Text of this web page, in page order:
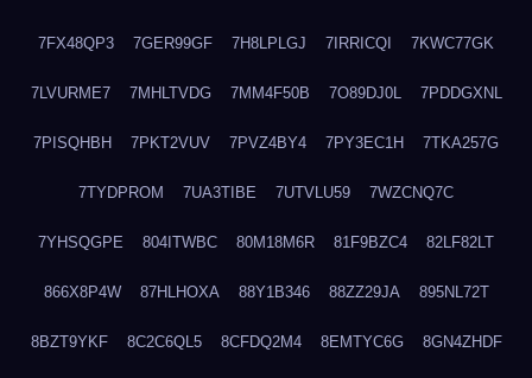
7FX48QP3 7GER99GF 7H8LPLGJ 7IRRICQI 7KWC77GK
7LVURME7 7MHLTVDG 7MM4F50B 7O89DJ0L 7PDDGXNL
7PISQHBH 7PKT2VUV 7PVZ4BY4 7PY3EC1H 7TKA257G
7TYDPROM 7UA3TIBE 7UTVLU59 7WZCNQ7C
7YHSQGPE 804ITWBC 80M18M6R 81F9BZC4 82LF82LT
866X8P4W 87HLHOXA 88Y1B346 88ZZ29JA 895NL72T
8BZT9YKF 8C2C6QL5 8CFDQ2M4 8EMTYC6G 8GN4ZHDF